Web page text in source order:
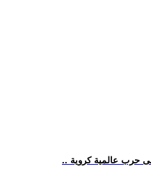
إلى حرب عالمية كروية